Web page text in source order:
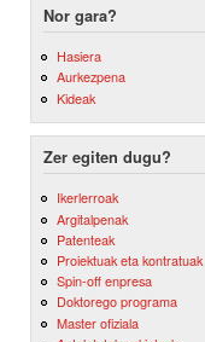
Nor gara?
Hasiera
Aurkezpena
Kideak
Zer egiten dugu?
Ikerlerroak
Argitalpenak
Patenteak
Proiektuak eta kontratuak
Spin-off enpresa
Doktorego programa
Master ofiziala